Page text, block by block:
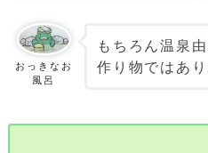
おっきなお
風呂
もちろん温泉
作り物ではあ